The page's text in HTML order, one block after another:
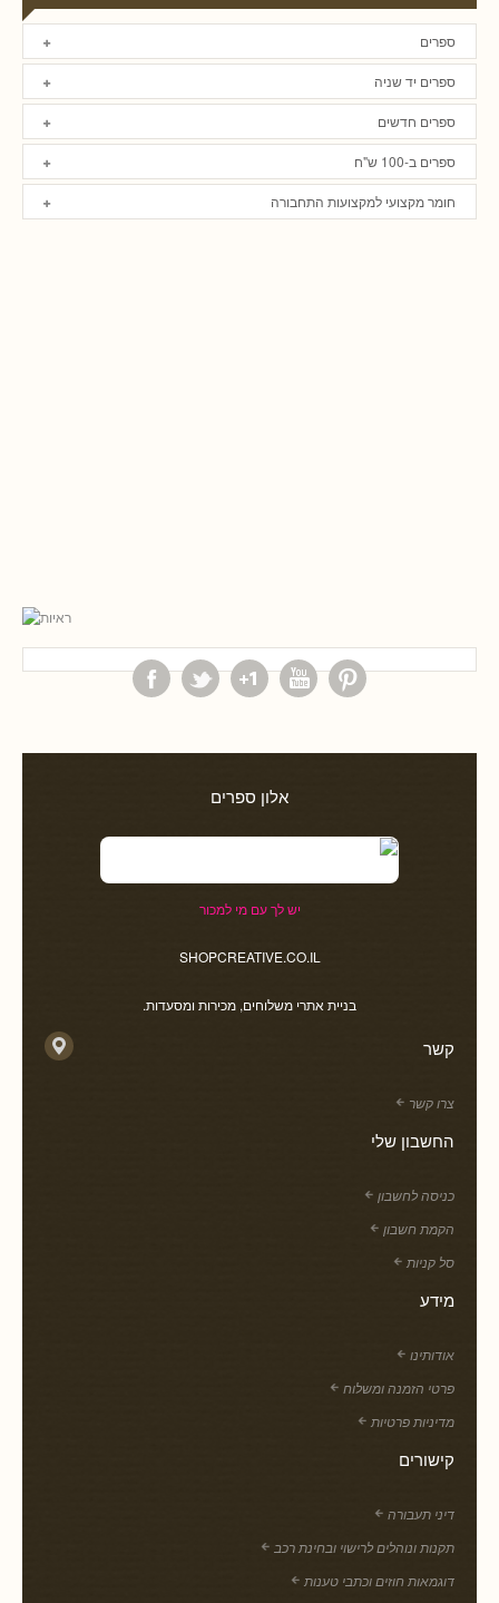
ספרים
ספרים יד שניה
ספרים חדשים
ספרים ב-100 ש"ח
חומר מקצועי למקצועות התחבורה
אלון ספרים
יש לך עם מי למכור
SHOPCREATIVE.CO.IL
בניית אתרי משלוחים, מכירות ומסעדות.
קשר
צרו קשר
החשבון שלי
כניסה לחשבון
הקמת חשבון
סל קניות
מידע
אודותינו
פרטי הזמנה ומשלוח
מדיניות פרטיות
קישורים
דיני תעבורה
תקנות ונוהלים לרישוי ובחינת רכב
דוגמאות חוזים וכתבי טענות